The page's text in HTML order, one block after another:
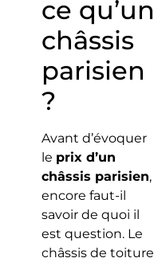
ce qu’un
châssis
parisien
?
Avant d’évoquer
le prix d’un
châssis parisien,
encore faut-il
savoir de quoi il
est question. Le
châssis de toiture